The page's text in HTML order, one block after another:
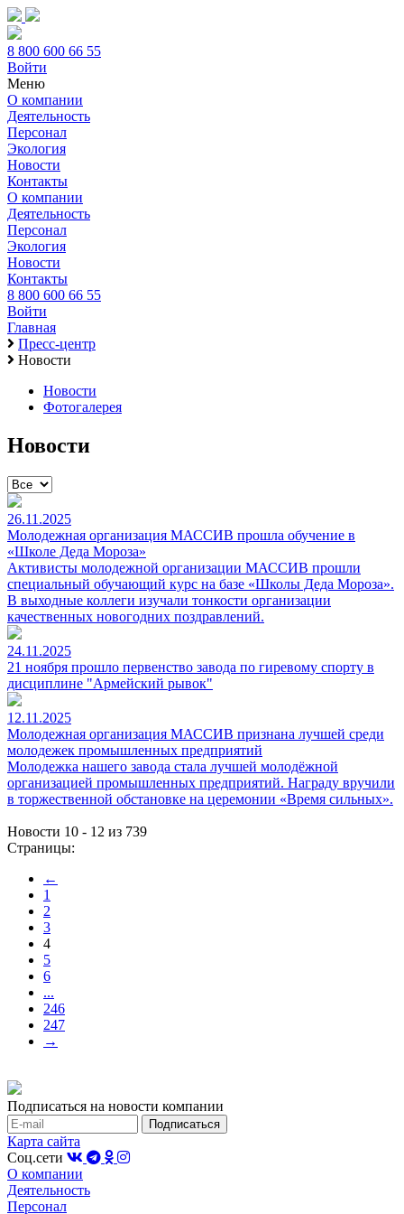
8 800 600 66 55
Войти
Меню
О компании
Деятельность
Персонал
Экология
Новости
Контакты
О компании
Деятельность
Персонал
Экология
Новости
Контакты
8 800 600 66 55
Войти
Главная
Пресс-центр
Новости
Новости
Фотогалерея
Новости
26.11.2025
Молодежная организация МАССИВ прошла обучение в
«Школе Деда Мороза»
Активисты молодежной организации МАССИВ прошли
специальный обучающий курс на базе «Школы Деда Мороза».
В выходные коллеги изучали тонкости организации
качественных новогодних поздравлений.
24.11.2025
21 ноября прошло первенство завода по гиревому спорту в
дисциплине "Армейский рывок"
12.11.2025
Молодежная организация МАССИВ признана лучшей среди
молодежек промышленных предприятий
Молодежка нашего завода стала лучшей молодёжной
организацией промышленных предприятий. Награду вручили
в торжественной обстановке на церемонии «Время сильных».
Новости 10 - 12 из 739
Страницы:
←
1
2
3
4
5
6
...
246
247
→
Подписаться на новости компании
Карта сайта
Соц.сети
О компании
Деятельность
Персонал